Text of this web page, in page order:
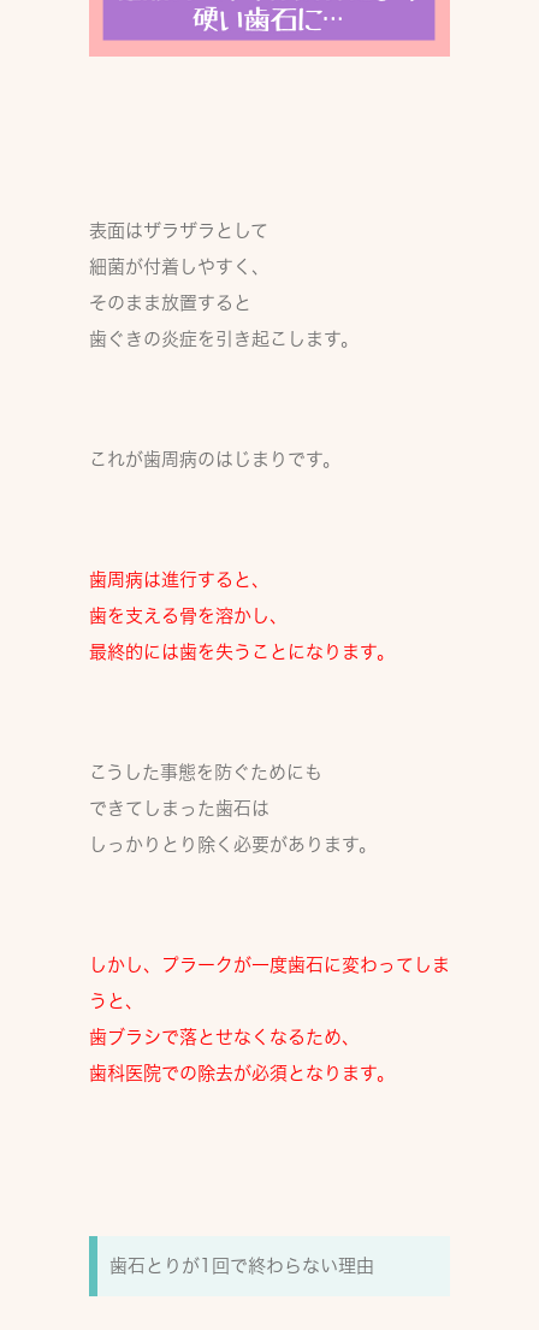
表面はザラザラとして
細菌が付着しやすく、
そのまま放置すると
歯ぐきの炎症を引き起こします。
これが歯周病のはじまり です。
歯周病は進行すると、
歯を支える骨を溶かし、
最終的には歯を失う ことになります。
こうした事態を防ぐためにも
できてしまった歯石は
しっかりとり除く必要があります。
しかし、プラークが一度歯石に変わってしま
うと、
歯ブラシで落とせなくなるため、
歯科医院での除去が必須 となります。
歯石とりが1回で終わらない理由